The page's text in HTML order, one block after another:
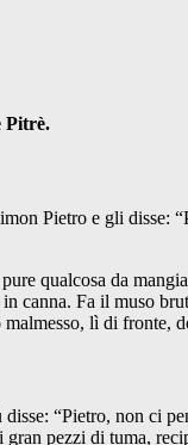
Pitrè.
Pietro e gli disse:
qualcosa da
canna. Fa il muso
lì di fronte,
“Pietro, non ci
pezzi di tuma,